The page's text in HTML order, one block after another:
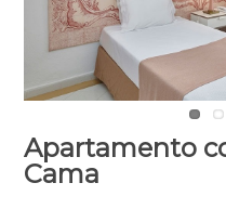
Apartamento
Cama